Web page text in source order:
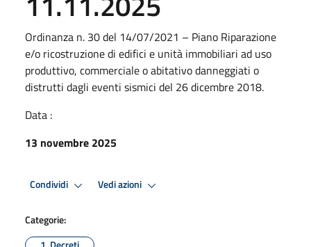
Ordinanza n. 30 del 14/07/2021 – Piano Riparazione
e/o ricostruzione di edifici e unità immobiliari ad uso
produttivo, commerciale o abitativo danneggiati o
distrutti dagli eventi sismici del 26 dicembre 2018.
Data :
13 novembre 2025
Condividi Vedi azioni
Categorie: